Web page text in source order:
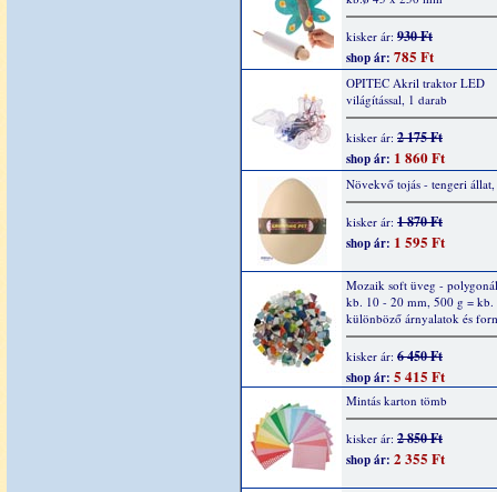
kisker ár: 930 Ft
shop ár: 785 Ft
OPITEC Akril traktor LED
világítással, 1 darab
kisker ár: 2 175 Ft
shop ár: 1 860 Ft
Növekvő tojás - tengeri állat,
kisker ár: 1 870 Ft
shop ár: 1 595 Ft
Mozaik soft üveg -
kb. 10 - 20 mm, 500 g = kb.
különböző árnyalatok és
kisker ár: 6 450 Ft
shop ár: 5 415 Ft
Mintás karton tömb
kisker ár: 2 850 Ft
shop ár: 2 355 Ft